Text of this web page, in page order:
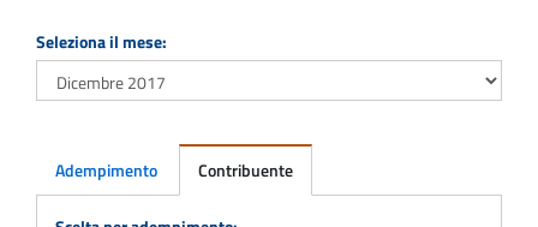
Seleziona il mese:
Adempimento Contribuente